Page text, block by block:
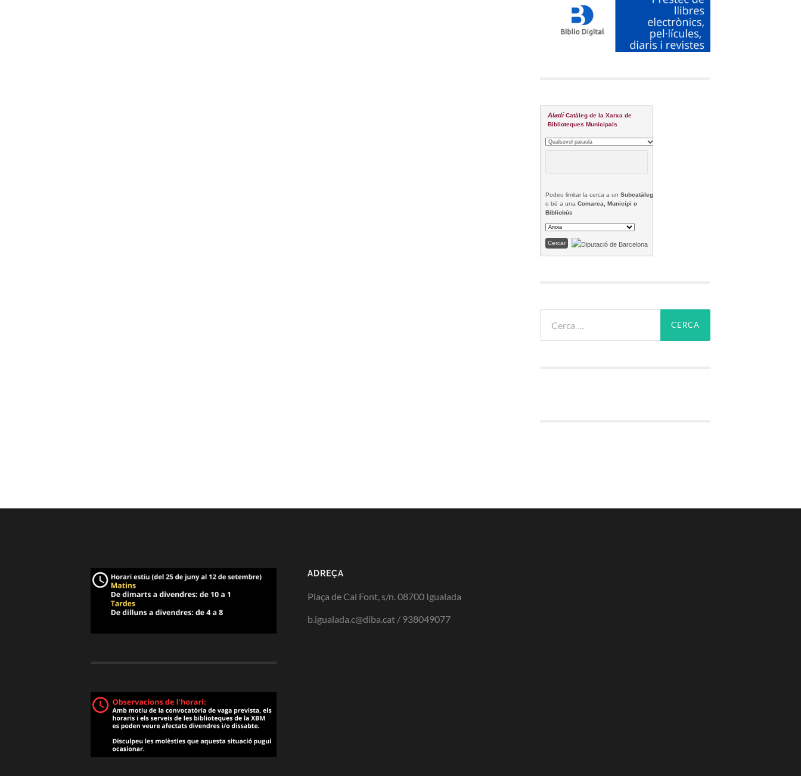
Aladí Catàleg de la Xarxa de
Biblioteques Municipals
Podeu limitar la cerca a un Subcatàleg
o bé a una Comarca, Municipi o
Bibliobús
ADREÇA
Plaça de Cal Font, s/n. 08700 Igualada
b.igualada.c@diba.cat / 938049077